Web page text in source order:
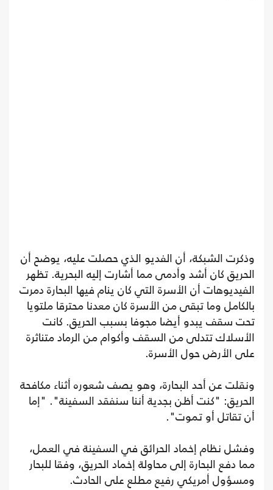
وذكرت الشبكة، أن الفديو الذي حصلت عليه، يوضح أن
الحريق كان أشد وأدمى مما أشارت إليه البحرية. تظهر
الفيديوهات أن الأسرة التي كان ينام فيها البحارة دمرت
بالكامل وما تبقى من الأسرة كان معدنا محترقا ملتويا
تحت سقف يبدو أيضا مجوفا بسبب الحريق. كانت
الأسلاك تتدلى من السقف وأكوام من الرماد متناثرة
على الأرض حول الأسرة.
ونقلت عن أحد البحارة، وهو يصف شعوره أثناء مكافحة
الحريق: "كنت أظن بجدية أننا سنفقد السفينة". "إما
أن تقاتل أو تموت".
وفشل نظام إخماد الحرائق في السفينة في العمل،
مما دفع البحارة إلى محاولة إخماد الحريق، وفقا للبحار
ومسؤول أمريكي رفيع مطلع على الحادث.